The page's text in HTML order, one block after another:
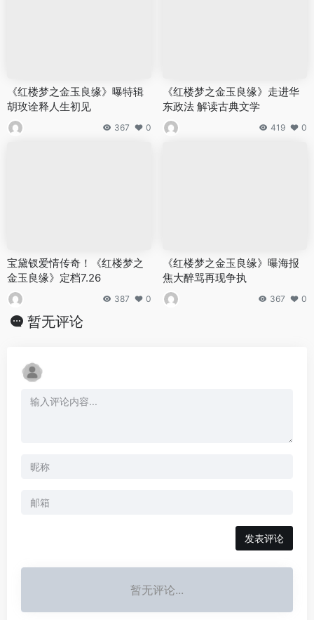
《红楼梦之金玉良缘》曝特辑
胡玫诠释人生初见
367 0
《红楼梦之金玉良缘》走进华
东政法 解读古典文学
419 0
宝黛钗爱情传奇！《红楼梦之
金玉良缘》定档7.26
387 0
《红楼梦之金玉良缘》曝海报
焦大醉骂再现争执
367 0
暂无评论
发表评论
暂无评论...